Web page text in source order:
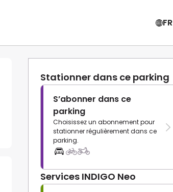
FR
Stationner dans ce parking
S’abonner dans ce
parking
Choisissez un abonnement pour
stationner régulièrement dans ce
parking.
Services INDIGO Neo